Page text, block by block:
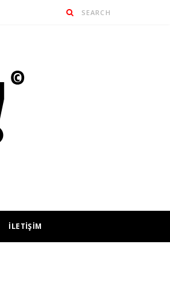
İLETİŞİM